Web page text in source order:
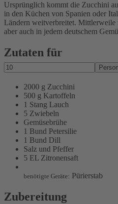
Ursprünglich kommt die Zucchini
in den Küchen von Spanien oder
Ländern weitverbreitet. Mittlerweile
aber auch in jedem deutschem
Zutaten für
2000 g Zucchini
500 g Kartoffeln
1 Stang Lauch
5 Zwiebeln
Gemüsebrühe
1 Bund Petersilie
1 Bund Dill
Salz und Pfeffer
5 EL Zitronensaft
benötigte Geräte: Pürierstab
Zubereitung